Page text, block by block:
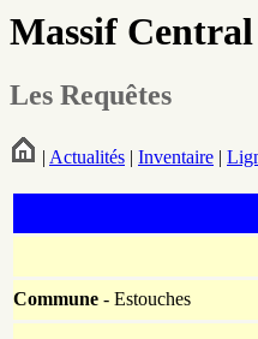
Massif
Les Requêtes
| Actualités | Inventaire |
Commune - Estouches